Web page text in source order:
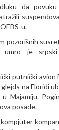
da povuku
u.
pozorišnih
umro je srpski
putnički avion
na Floridi
u Majamiju.
posade.